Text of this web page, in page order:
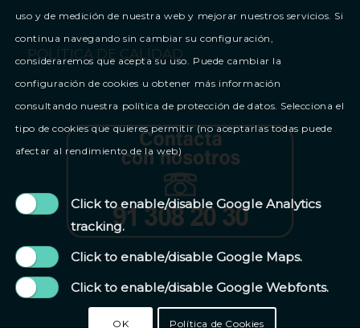
POLÍTICA DE CALIDAD
uso y de medición de nuestra web y mejorar nuestros servicios. Si
continua navegando sin cambiar su configuración,
consideraremos que acepta su uso. Puede cambiar la
configuración de cookies u obtener más información
consultando nuestra política de protección de datos. Selecciona el
tipo de cookies que quieres permitir (no aceptarlas todas puede
afectar al rendimiento de la web)
Click to enable/disable Google Analytics
tracking.
Click to enable/disable Google Maps.
Click to enable/disable Google Webfonts.
OK Política de Cookies